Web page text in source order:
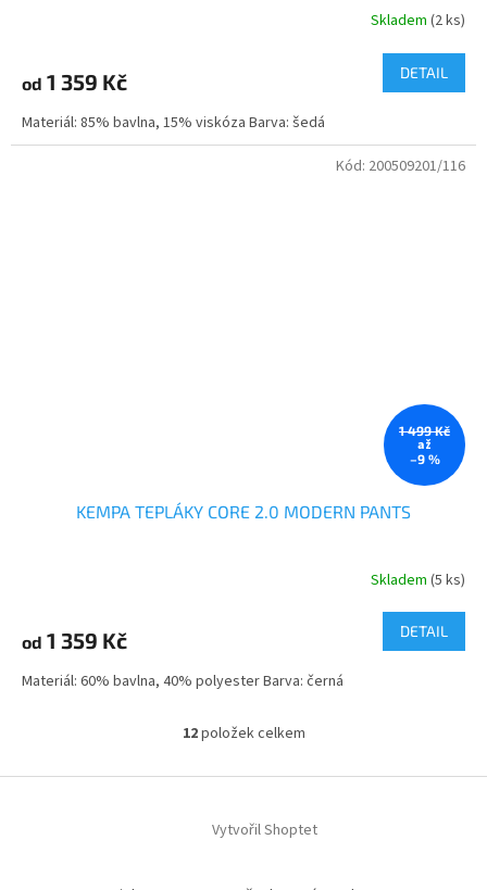
Skladem (2 ks)
od 1 359 Kč DETAIL
Materiál: 85% bavlna, 15% viskóza Barva: šedá
1 499 Kč
až
–9 %
KEMPA TEPLÁKY CORE 2.0 MODERN PANTS
Skladem (5 ks)
od 1 359 Kč DETAIL
Materiál: 60% bavlna, 40% polyester Barva: černá
Kód: 200509201/116
O
l
d
12položek celkem
Vytvořil Shoptet